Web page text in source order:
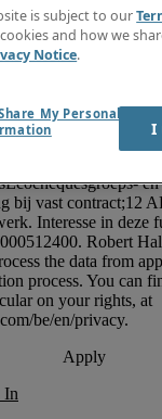
is subject to our
and how we
Notice.
My Personal
I